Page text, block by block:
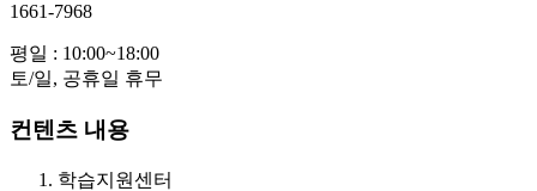
1661-7968
평일 : 10:00~18:00
토/일, 공휴일 휴무
컨텐츠 내용
학습지원센터